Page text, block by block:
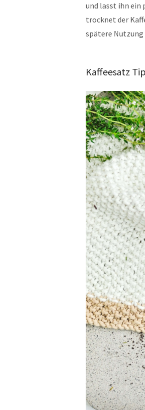
und lasst ihn ein
trocknet der
spätere Nutzung
Kaffeesatz